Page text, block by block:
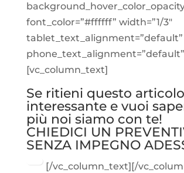
font_color=”#ffffff” width=”1/3″
tablet_text_alignment=”default”
[vc_column_text]
Se ritieni questo articolo
interessante e vuoi
più noi siamo con te!
CHIEDICI UN
SENZA IMPEGNO
[/vc_column_text][/